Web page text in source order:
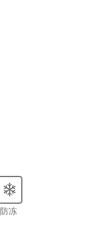
防冻